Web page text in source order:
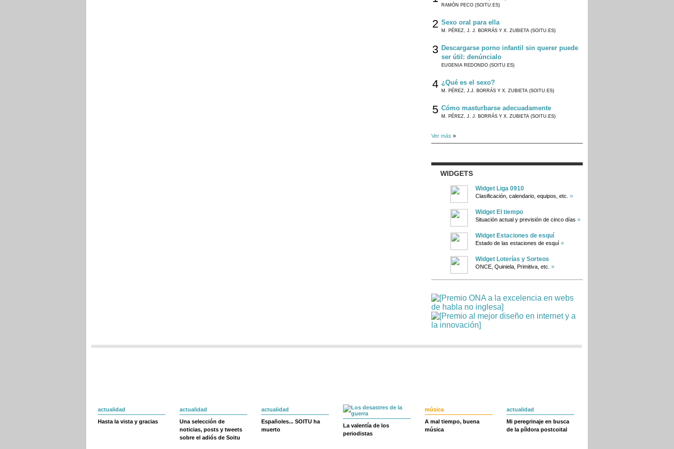
RAMÓN PECO (SOITU.ES)
2 Sexo oral para ella
M. PÉREZ, J. J. BORRÁS Y X. ZUBIETA (SOITU.ES)
3 Descargarse porno infantil sin querer puede
ser útil: denúncialo
EUGENIA REDONDO (SOITU.ES)
4 ¿Qué es el sexo?
M. PÉREZ, J.J. BORRÁS Y X. ZUBIETA (SOITU.ES)
5 Cómo masturbarse adecuadamente
M. PÉREZ, J. J. BORRÁS Y X. ZUBIETA (SOITU.ES)
Ver más »
WIDGETS
Widget Liga 0910
Clasificación, calendario, equipos, etc. »
Widget El tiempo
Situación actual y previsión de cinco días »
Widget Estaciones de esquí
Estado de las estaciones de esquí »
Widget Loterías y Sorteos
ONCE, Quiniela, Primitiva, etc. »
actualidad
Hasta la vista y gracias
actualidad
Una selección de
noticias, posts y tweets
sobre el adiós de Soitu
actualidad
Españoles... SOITU ha
muerto
La valentía de los
periodistas
música
A mal tiempo, buena
música
actualidad
Mi peregrinaje en busca
de la píldora postcoital